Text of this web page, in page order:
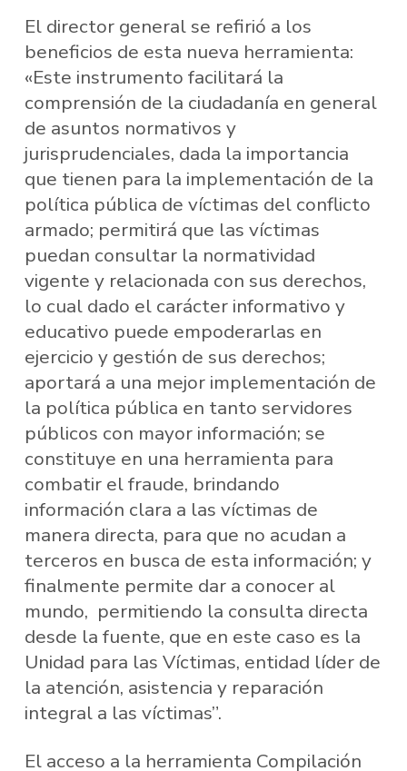
El director general se refirió a los
beneficios de esta nueva herramienta:
«Este instrumento facilitará la
comprensión de la ciudadanía en general
de asuntos normativos y
jurisprudenciales, dada la importancia
que tienen para la implementación de la
política pública de víctimas del conflicto
armado; permitirá que las víctimas
puedan consultar la normatividad
vigente y relacionada con sus derechos,
lo cual dado el carácter informativo y
educativo puede empoderarlas en
ejercicio y gestión de sus derechos;
aportará a una mejor implementación de
la política pública en tanto servidores
públicos con mayor información; se
constituye en una herramienta para
combatir el fraude, brindando
información clara a las víctimas de
manera directa, para que no acudan a
terceros en busca de esta información; y
finalmente permite dar a conocer al
mundo, permitiendo la consulta directa
desde la fuente, que en este caso es la
Unidad para las Víctimas, entidad líder de
la atención, asistencia y reparación
integral a las víctimas”.
El acceso a la herramienta Compilación